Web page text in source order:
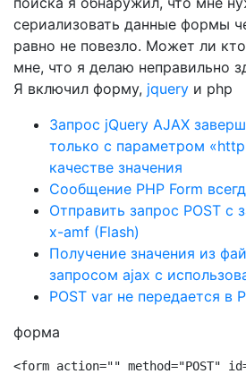
сериализовать данные формы
равно не повезло. Может ли
мне, что я делаю неправильно
Я включил форму, jquery и php
Запрос jQuery AJAX
только с параметром
качестве значения
Сообщение PHP Form
Отправить запрос POST с
x-amf (Flash)
Получение значения из
запросом ajax с
POST var не передается в
форма
<form action=""